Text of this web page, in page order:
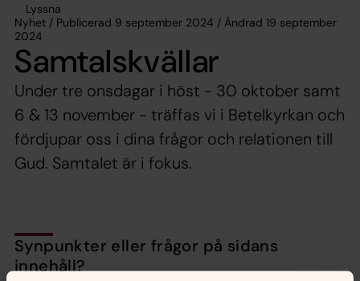
Lyssna
Nyhet / Publicerad 9 september 2024 / Ändrad 19 september
2024
Samtalskvällar
Under tre onsdagar i höst - 30 oktober samt
6 & 13 november - träffas vi i Betelkyrkan och
fördjupar oss i dina frågor och relationen till
Gud. Samtalet är i fokus.
Synpunkter eller frågor på sidans
innehåll?